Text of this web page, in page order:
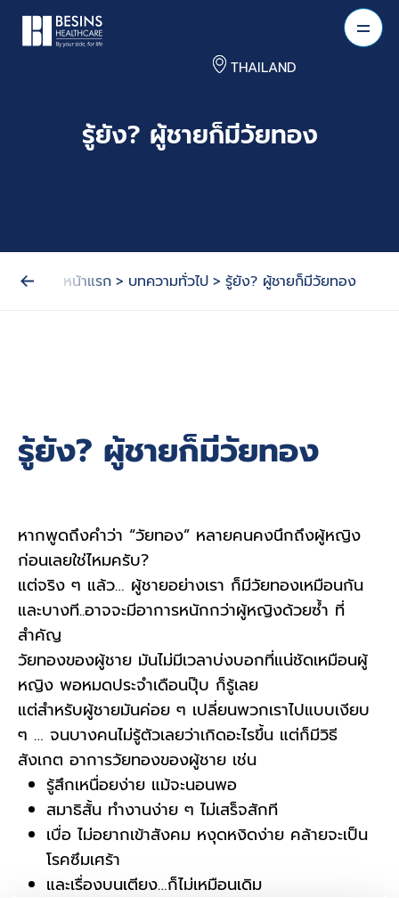
THAILAND
รู้ยัง? ผู้ชายก็มีวัยทอง
หน้าแรก > บทความทั่วไป > รู้ยัง? ผู้ชายก็มีวัยทอง
รู้ยัง? ผู้ชายก็มีวัยทอง
หากพูดถึงคำว่า “วัยทอง” หลายคนคงนึกถึงผู้หญิง
ก่อนเลยใช่ไหมครับ?
แต่จริง ๆ แล้ว… ผู้ชายอย่างเรา ก็มีวัยทองเหมือนกัน
และบางที..อาจจะมีอาการหนักกว่าผู้หญิงด้วยซ้ำ ที่
สำคัญ
วัยทองของผู้ชาย มันไม่มีเวลาบ่งบอกที่แน่ชัดเหมือนผู้
หญิง พอหมดประจำเดือนปุ๊บ ก็รู้เลย
แต่สำหรับผู้ชายมันค่อย ๆ เปลี่ยนพวกเราไปแบบเงียบ
ๆ … จนบางคนไม่รู้ตัวเลยว่าเกิดอะไรขึ้น แต่ก็มีวิธี
สังเกต อาการวัยทองของผู้ชาย เช่น
รู้สึกเหนื่อยง่าย แม้จะนอนพอ
สมาธิสั้น ทำงานง่าย ๆ ไม่เสร็จสักที
เบื่อ ไม่อยากเข้าสังคม หงุดหงิดง่าย คล้ายจะเป็น
โรคซึมเศร้า
และเรื่องบนเตียง…ก็ไม่เหมือนเดิม